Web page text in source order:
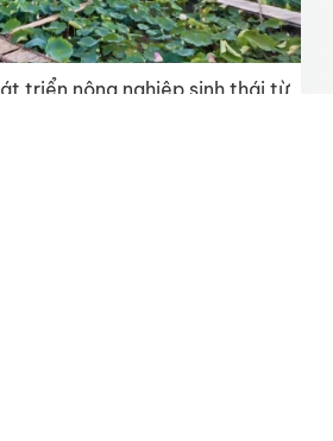
triển nông nghiệp sinh thái từ